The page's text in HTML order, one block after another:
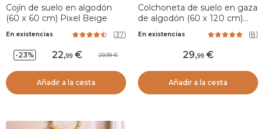
Cojín de suelo en algodón
(60 x 60 cm) Pixel Beige
En existencias (37)
-23% 22,99 29,99
Añadir a la cesta
Colchoneta de suelo en gaza
de algodón (60 x 120 cm)
En existencias (8)
29,99
Añadir a la cesta